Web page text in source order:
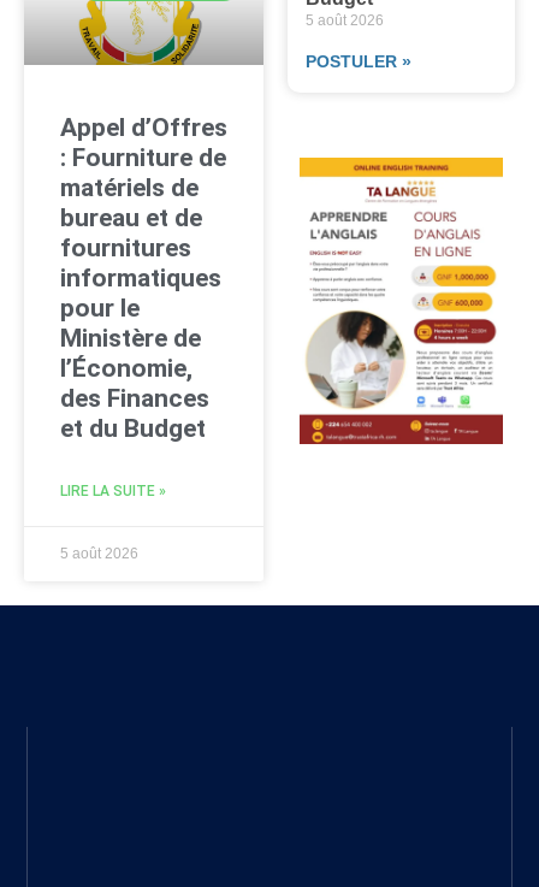
Appel d’Offres
: Fourniture de
matériels de
bureau et de
fournitures
informatiques
pour le
Ministère de
l’Économie,
des Finances
et du Budget
LIRE LA SUITE »
5 août 2026
5 août 2026
POSTULER »